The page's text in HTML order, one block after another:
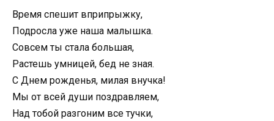
Время спешит вприпрыжку,
Подросла уже наша малышка.
Совсем ты стала большая,
Растешь умницей, бед не зная.
С Днем рожденья, милая внучка!
Мы от всей души поздравляем,
Над тобой разгоним все тучки,